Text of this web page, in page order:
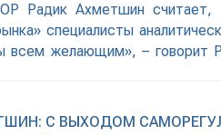
Радик Ахметшин
специалисты
всем желающим», –
С ВЫХОДОМ